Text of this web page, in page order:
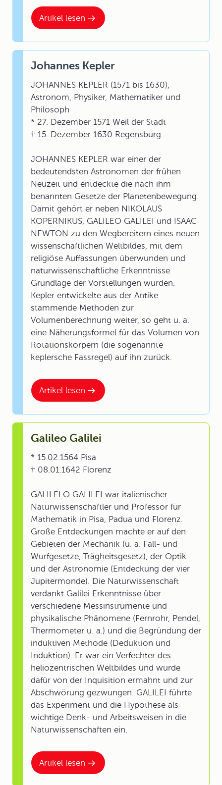
Artikel lesen
Artikel lesen
Johannes Kepler
JOHANNES KEPLER (1571 bis 1630),
Astronom, Physiker, Mathematiker und
Philosoph
* 27. Dezember 1571 Weil der Stadt
† 15. Dezember 1630 Regensburg
JOHANNES KEPLER war einer der
bedeutendsten Astronomen der frühen
Neuzeit und entdeckte die nach ihm
benannten Gesetze der Planetenbewegung.
Damit gehört er neben NIKOLAUS
KOPERNIKUS, GALILEO GALILEI und ISAAC
NEWTON zu den Wegbereitern eines neuen
wissenschaftlichen Weltbildes, mit dem
religiöse Auffassungen überwunden und
naturwissenschaftliche Erkenntnisse
Grundlage der Vorstellungen wurden.
Kepler entwickelte aus der Antike
stammende Methoden zur
Volumenberechnung weiter, so geht u. a.
eine Näherungsformel für das Volumen von
Rotationskörpern (die sogenannte
keplersche Fassregel) auf ihn zurück.
Artikel lesen
Galileo Galilei
* 15.02.1564 Pisa
† 08.01.1642 Florenz
GALILELO GALILEI war italienischer
Naturwissenschaftler und Professor für
Mathematik in Pisa, Padua und Florenz.
Große Entdeckungen machte er auf den
Gebieten der Mechanik (u. a. Fall- und
Wurfgesetze, Trägheitsgesetz), der Optik
und der Astronomie (Entdeckung der vier
Jupitermonde). Die Naturwissenschaft
verdankt Galilei Erkenntnisse über
verschiedene Messinstrumente und
physikalische Phänomene (Fernrohr, Pendel,
Thermometer u. a.) und die Begründung der
induktiven Methode (Deduktion und
Induktion). Er war ein Verfechter des
heliozentrischen Weltbildes und wurde
dafür von der Inquisition ermahnt und zur
Abschwörung gezwungen. GALILEI führte
das Experiment und die Hypothese als
wichtige Denk- und Arbeitsweisen in die
Naturwissenschaften ein.